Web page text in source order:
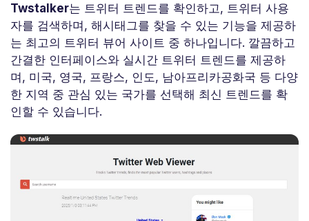
Twstalker는 트위터 트렌드를 확인하고, 트위터 사용
자를 검색하며, 해시태그를 찾을 수 있는 기능을 제공하
는 최고의 트위터 뷰어 사이트 중 하나입니다. 깔끔하고
간결한 인터페이스와 실시간 트위터 트렌드를 제공하
며, 미국, 영국, 프랑스, 인도, 남아프리카공화국 등 다양
한 지역 중 관심 있는 국가를 선택해 최신 트렌드를 확
인할 수 있습니다.